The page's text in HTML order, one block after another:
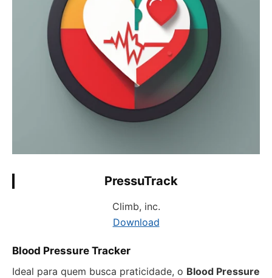
PressuTrack
Climb, inc.
Download
Blood Pressure Tracker
Ideal para quem busca praticidade, o Blood Pressure